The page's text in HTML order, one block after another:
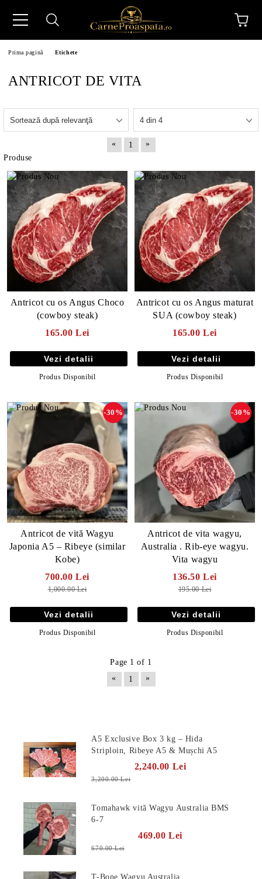
30%
Prima pagină Etichete
ANTRICOT DE VITA
« 1
»
Produse
Antricot cu os Angus Choco
(cowboy steak)
165.00 Lei
Vezi detalii
Produs Disponibil
Antricot cu os Angus maturat
SUA (cowboy steak)
165.00 Lei
Vezi detalii
Produs Disponibil
Antricot de vită Wagyu
Japonia A5 – Ribeye (similar
Kobe)
-30%
700.00 Lei
1,000.00 Lei
Vezi detalii
Produs Disponibil
Antricot de vita wagyu,
Australia . Rib-eye wagyu.
Vita wagyu
-30%
136.50 Lei
195.00 Lei
Vezi detalii
Produs Disponibil
Page 1 of 1
«
1 »
A5 Exclusive Box 3 kg – Hida
Striploin, Ribeye A5 & Mușchi A5
2,240.00 Lei
3,200.00 Lei
Tomahawk vită Wagyu Australia BMS
6-7
469.00 Lei
670.00 Lei
T-Bone Wagyu Australia